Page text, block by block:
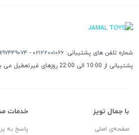
شماره تلفن های پشتیبانی: ۰۲۱۲۲۰۰۱۰۶۶ -
پشتیبانی از 10:00 الی 22:00 روزهای غیرتعطیل می باشد
با جمال تویز
صفحه‌ی اصلی
خدمات
پاسخ به